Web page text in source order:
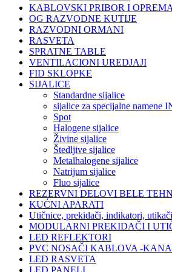
KABLOVSKI PRIBOR I
OG RAZVODNE KUTIJE
RAZVODNI ORMANI
RASVETA
SPRATNE TABLE
VENTILACIONI UREDJAJI
FID SKLOPKE
SIJALICE
Standardne sijalice
sijalice za specijalne namene
Spot
Halogene sijalice
Živine sijalice
Štedljive sijalice
Metalhalogene sijalice
Natrijum sijalice
Fluo sijalice
REZERVNI DELOVI BELE
KUĆNI APARATI
Utičnice, prekidači, indikatori, utikači
MODULARNI PREKIDAČI I
LED REFLEKTORI
PVC NOSAČI KABLOVA -
LED RASVETA
LED PANELI